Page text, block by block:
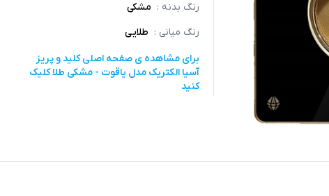
رنگ بدنه : مشکی
رنگ میانی : طلایی
برای مشاهده ی صفحه اصلیکلید و پریز
آسیا الکتریک مدل یاقوت - مشکی طلاکلیک
کنید